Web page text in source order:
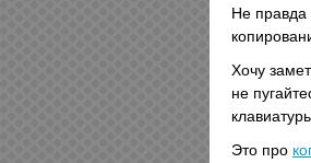
Не правда
Хочу
не
Это про